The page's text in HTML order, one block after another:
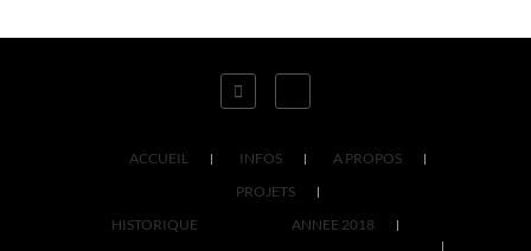
ACCUEIL INFOS
A PROPOS
PROJETS
HISTORIQUE
ANNEE 2018